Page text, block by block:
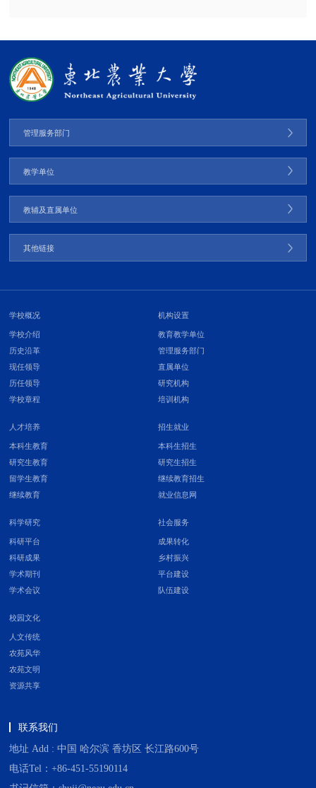
管理服务部门
教学单位
教辅及直属单位
其他链接
学校概况
学校介绍
历史沿革
现任领导
历任领导
学校章程
机构设置
教育教学单位
管理服务部门
直属单位
研究机构
培训机构
人才培养
本科生教育
研究生教育
留学生教育
继续教育
招生就业
本科生招生
研究生招生
继续教育招生
就业信息网
科学研究
科研平台
科研成果
学术期刊
学术会议
社会服务
成果转化
乡村振兴
平台建设
队伍建设
校园文化
人文传统
农苑风华
农苑文明
资源共享
联系我们
地址 Add : 中国 哈尔滨 香坊区 长江路600号
电话Tel：+86-451-55190114